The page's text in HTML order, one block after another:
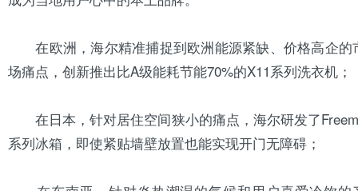
在欧洲，海尔精准捕捉到欧洲能源紧缺、价格高企的
场痛点，创新推出比A级能耗节能70%的X11系列洗衣机；
在日本，针对居住空间狭小的痛点，海尔研发了
系列冰箱 ，即使紧贴墙壁放置也能实现开门无障碍；